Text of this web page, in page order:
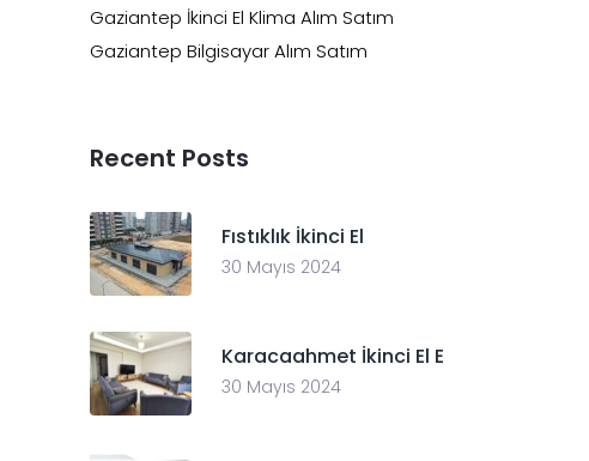
Gaziantep İkinci El Klima Alım Satım
Gaziantep Bilgisayar Alım Satım
Recent Posts
Fıstıklık İkinci El
30 Mayıs 2024
Karacaahmet İkinci El E
30 Mayıs 2024